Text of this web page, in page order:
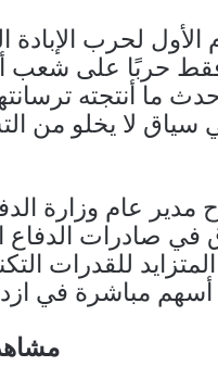
الأول لحرب
حربًا على شعب
أحدث ما أنتجته
سياق لا يخلو من
عام وزارة
في صادرات الدفاع
للقدرات
مباشرة في